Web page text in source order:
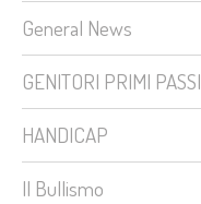
General News
GENITORI PRIMI PASSI
HANDICAP
Il Bullismo